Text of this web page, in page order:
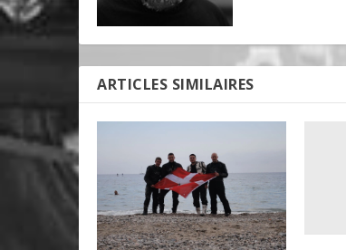
ARTICLES SIMILAIRES